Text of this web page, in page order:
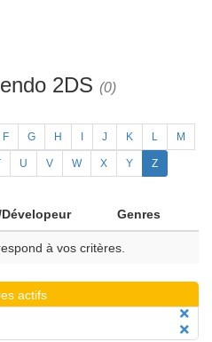
2DS (0)
F G H J K L M
U V W X Y Z
Genres
à vos critères.
actifs